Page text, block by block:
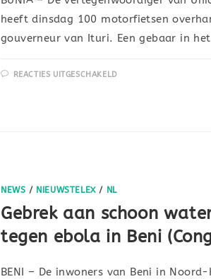
heeft dinsdag 100 motorfietsen
gouverneur van Ituri. Een gebaar in
REACTIES UITGESCHAKELD
NEWS / NIEUWSTELEX/ NL
Gebrek aan schoon
tegen ebola in Beni
BENI – De inwoners van Beni in